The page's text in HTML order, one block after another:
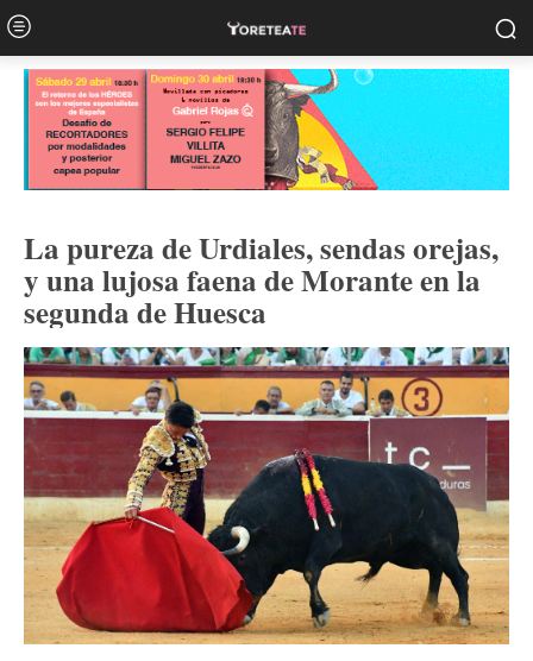
La pureza de Urdiales, sendas orejas,
y una lujosa faena de Morante en la
segunda de Huesca